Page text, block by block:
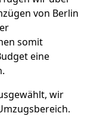
von Berlin
somit
eine
wir